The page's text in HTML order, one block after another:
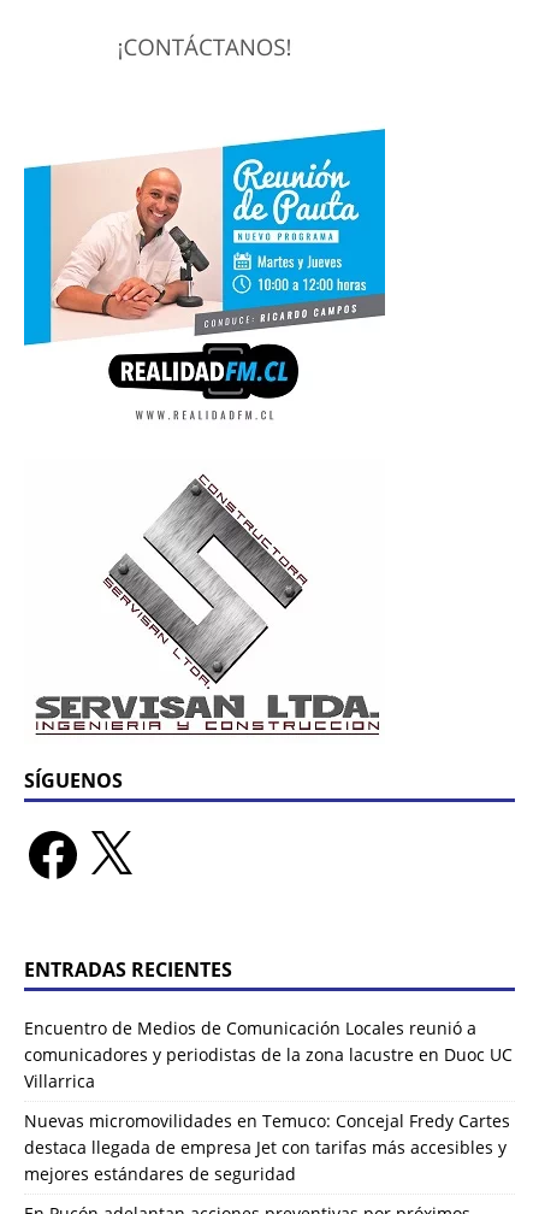
SÍGUENOS
ENTRADAS RECIENTES
Encuentro de Medios de Comunicación Locales reunió a
comunicadores y periodistas de la zona lacustre en Duoc UC
Villarrica
Nuevas micromovilidades en Temuco: Concejal Fredy Cartes
destaca llegada de empresa Jet con tarifas más accesibles y
mejores estándares de seguridad